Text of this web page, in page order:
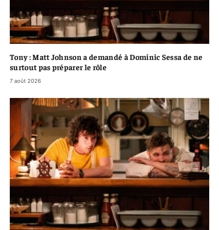
Tony : Matt Johnson a demandé à Dominic Sessa de ne
surtout pas préparer le rôle
7 août 2026